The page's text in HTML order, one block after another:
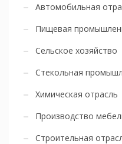
Автомобильная
Пищевая
Сельское хозяйство
Стекольная
Химическая отрасль
Производство
Строительная